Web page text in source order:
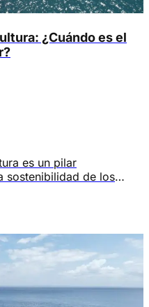
¿Cuándo es el
es un pilar
sostenibilidad de los
de cultivo del
impactos en el
de carga […]